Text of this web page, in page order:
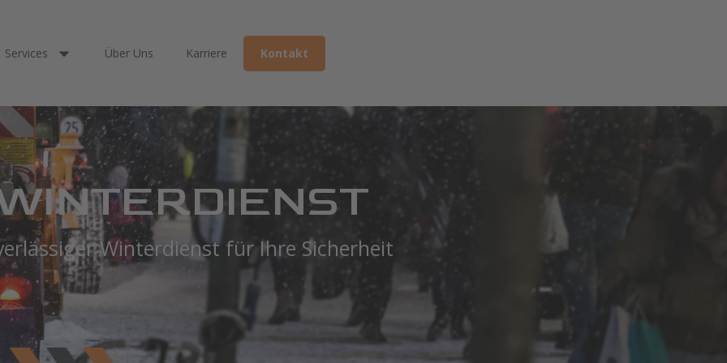
Services Über Uns Karriere Kontakt
Winterdienst für Ihre Sicherheit